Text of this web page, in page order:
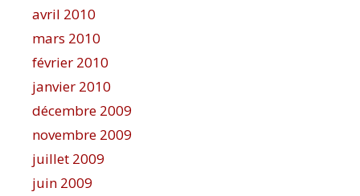
avril 2010
mars 2010
février 2010
janvier 2010
décembre 2009
novembre 2009
juillet 2009
juin 2009